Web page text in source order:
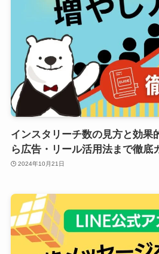
インスタリーチ数の見方と効果
ら広告・リール活用法まで徹底
2024年10月21日